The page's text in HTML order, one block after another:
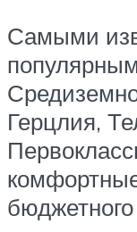
Самыми
Герцлия,